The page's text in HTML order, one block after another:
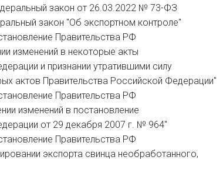
закон от 26.03.2022 № 73-ФЗ
закон "Об экспортном контроле"
Правительства РФ
изменений в некоторые акты
и признании утратившими силу
актов Правительства Российской Федерации"
Правительства РФ
изменений в постановление
от 29 декабря 2007 г. № 964"
Правительства РФ
экспорта свинца необработанного,